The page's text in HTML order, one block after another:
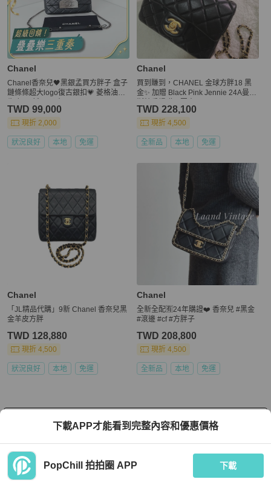
Chanel
Chanel香奈兒🖤黑銀孟買方胖子 盒子
鏈條條超大logo復古銀扣💗 菱格油蠟
TWD 99,000
現折 2,000
狀況良好 本地 免運
Chanel
買到賺到，CHANEL 金球方胖18 黑
金✨ 加贈 Black Pink Jennie 24A曼徹
TWD 228,100
現折 4,500
全新品 本地 免運
Chanel
「JL精品代購」9新 Chanel 香奈兒黑
金羊皮方胖
TWD 128,880
現折 4,500
狀況良好 本地 免運
Chanel
全新全配🈶️24年購證❤️ 香奈兒 #黑金
#滾邊 #cf #方胖子
TWD 208,800
現折 4,500
全新品 本地 免運
看更多
下載APP才能看到完整內容和優惠價格
PopChill 拍拍圈 APP 下載